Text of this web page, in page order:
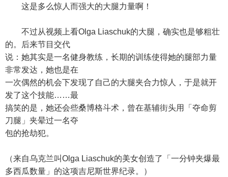
这是多么惊人而强大的大腿力量啊！
不过从视频上看Olga Liaschuk的大腿，确实也是够粗壮
的。后来节目交代
说：她其实是一名健身教练，长期的训练使得她的腿部力量
非常发达，她也是在
一次偶然的机会下发现了自己的大腿夹合力惊人，于是就开
发了这个技能……最
搞笑的是，她还会些桑博格斗术，曾在基辅街头用「夺命剪
刀腿」夹晕过一名夺
包的抢劫犯。
（来自乌克兰叫Olga Liaschuk的美女创造了「一分钟夹爆最
多西瓜数量」的这项吉尼斯世界纪录。）